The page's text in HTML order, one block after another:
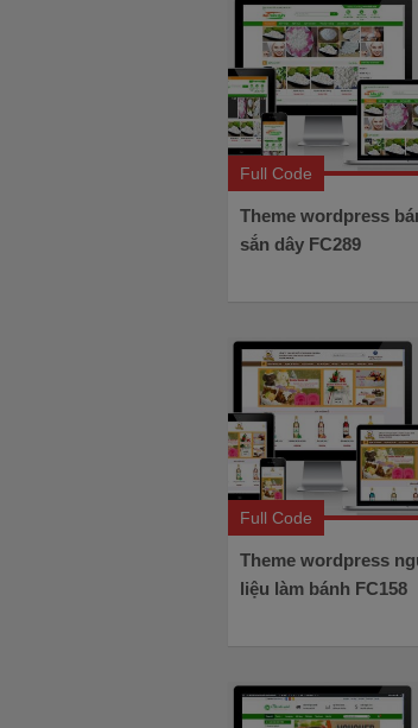
Full Code
Theme wordpress
sắn dây FC289
Full Code
Theme wordpress
liệu làm bánh FC158